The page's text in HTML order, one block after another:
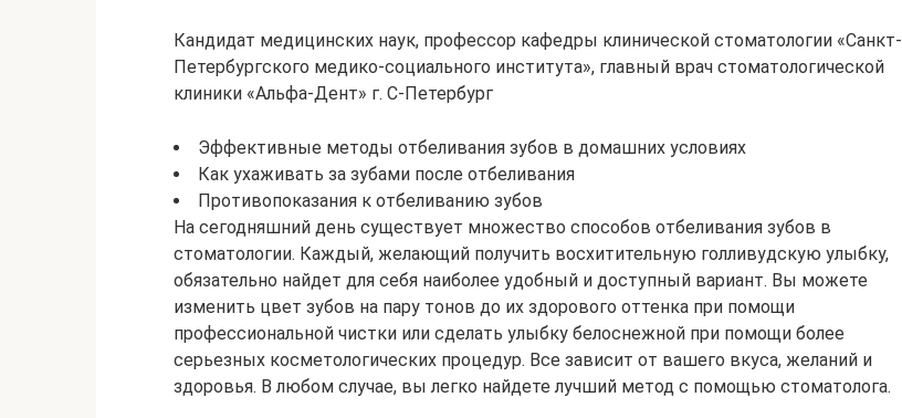
Кандидат медицинских наук, профессор кафедры клинической стоматологии «Санкт-
Петербургского медико-социального института», главный врач стоматологической
клиники «Альфа-Дент» г. С-Петербург
Эффективные методы отбеливания зубов в домашних условиях
Как ухаживать за зубами после отбеливания
Противопоказания к отбеливанию зубов
На сегодняшний день существует множество способов отбеливания зубов в
стоматологии. Каждый, желающий получить восхитительную голливудскую улыбку,
обязательно найдет для себя наиболее удобный и доступный вариант. Вы можете
изменить цвет зубов на пару тонов до их здорового оттенка при помощи
профессиональной чистки или сделать улыбку белоснежной при помощи более
серьезных косметологических процедур. Все зависит от вашего вкуса, желаний и
здоровья. В любом случае, вы легко найдете лучший метод с помощью стоматолога.